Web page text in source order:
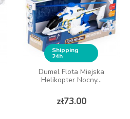
Shipping
24h
Dumel Flota Miejska
Helikopter Nocny...
zł73.00
Price